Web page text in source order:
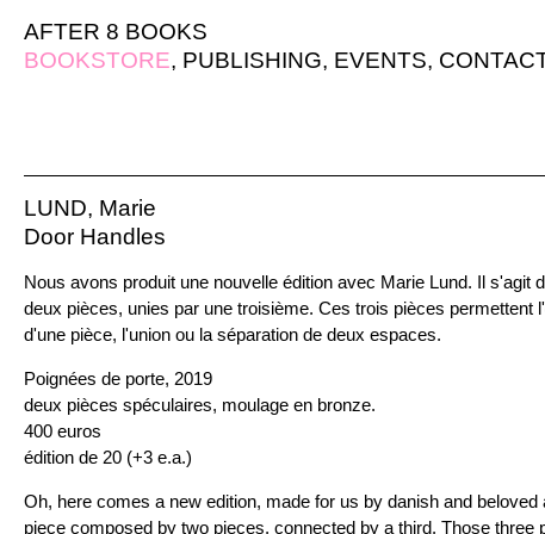
AFTER 8 BOOKS
BOOKSTORE, PUBLISHING, EVENTS,
LUND, Marie
Door Handles
Nous avons produit une nouvelle édition avec Marie Lund. Il s'agit
deux pièces, unies par une troisième. Ces trois pièces permettent
d'une pièce, l'union ou la séparation de deux espaces.
Poignées de porte, 2019
deux pièces spéculaires, moulage en bronze.
400 euros
édition de 20 (+3 e.a.)
Oh, here comes a new edition, made for us by danish and
piece composed by two pieces, connected by a third. Those three